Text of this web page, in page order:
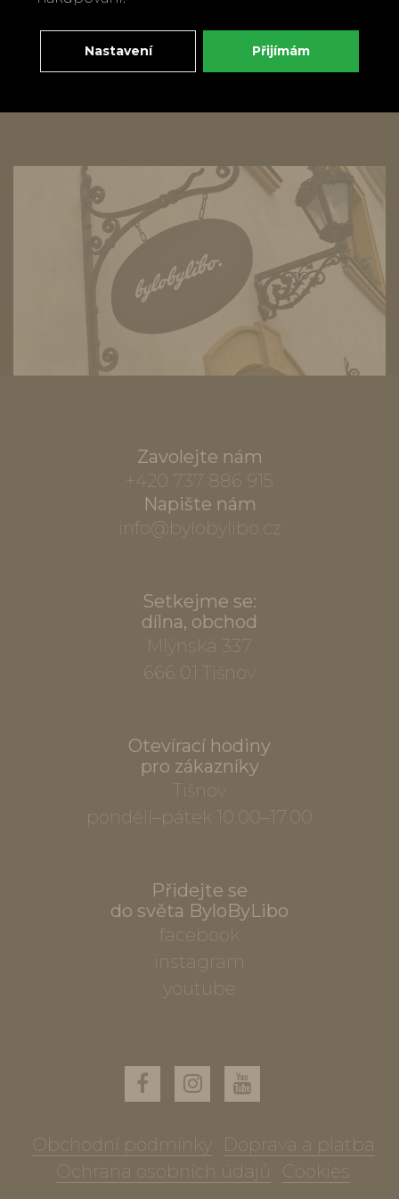
Doporučit
Zavolejte nám
+420 737 886 915
Napište nám
info@bylobylibo.cz
Setkejme se:
dílna, obchod
Mlýnská 337
666 01 Tišnov
Otevírací hodiny
pro zákazníky
Tišnov
pondělí–pátek 10.00–17.00
Přidejte se
do světa ByloByLibo
facebook
instagram
youtube
Obchodní podmínky
Doprava a platba
Ochrana osobních údajů
Cookies
Nastavení Přijímám